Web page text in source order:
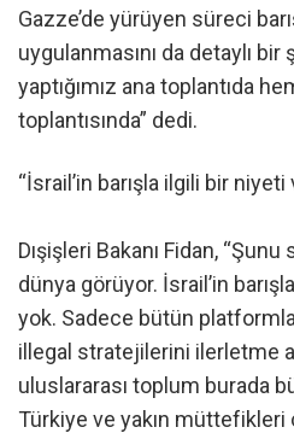
Gazze’de yürüyen süreci
uygulanmasını da detaylı bir
yaptığımız ana toplantıda
toplantısında” dedi.
“İsrail’in barışla ilgili bir niyeti
Dışişleri Bakanı Fidan,
dünya görüyor. İsrail’in
yok. Sadece bütün
illegal stratejilerini ilerletme
uluslararası toplum burada
Türkiye ve yakın müttefikleri